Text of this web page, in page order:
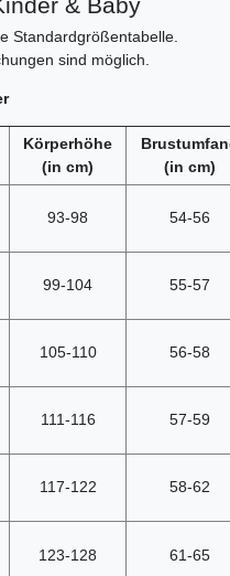
Standardgrößentabelle.
sind möglich.
Körperhöhe
(in cm)
(in cm)
93-98 54-56
99-104 55-57
105-110 56-58
111-116 57-59
117-122 58-62
123-128 61-65